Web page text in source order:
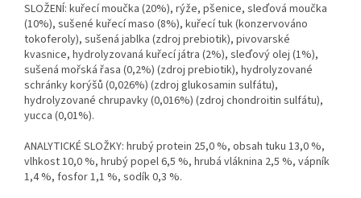
SLOŽENÍ: kuřecí moučka (20%), rýže, pšenice, sleďová moučka
(10%), sušené kuřecí maso (8%), kuřecí tuk (konzervováno
tokoferoly), sušená jablka (zdroj prebiotik), pivovarské
kvasnice, hydrolyzovaná kuřecí játra (2%), sleďový olej (1%),
sušená mořská řasa (0,2%) (zdroj prebiotik), hydrolyzované
schránky korýšů (0,026%) (zdroj glukosamin sulfátu),
hydrolyzované chrupavky (0,016%) (zdroj chondroitin sulfátu),
yucca (0,01%).
ANALYTICKÉ SLOŽKY: hrubý protein 25,0 %, obsah tuku 13,0 %,
vlhkost 10,0 %, hrubý popel 6,5 %, hrubá vláknina 2,5 %, vápník
1,4 %, fosfor 1,1 %, sodík 0,3 %.